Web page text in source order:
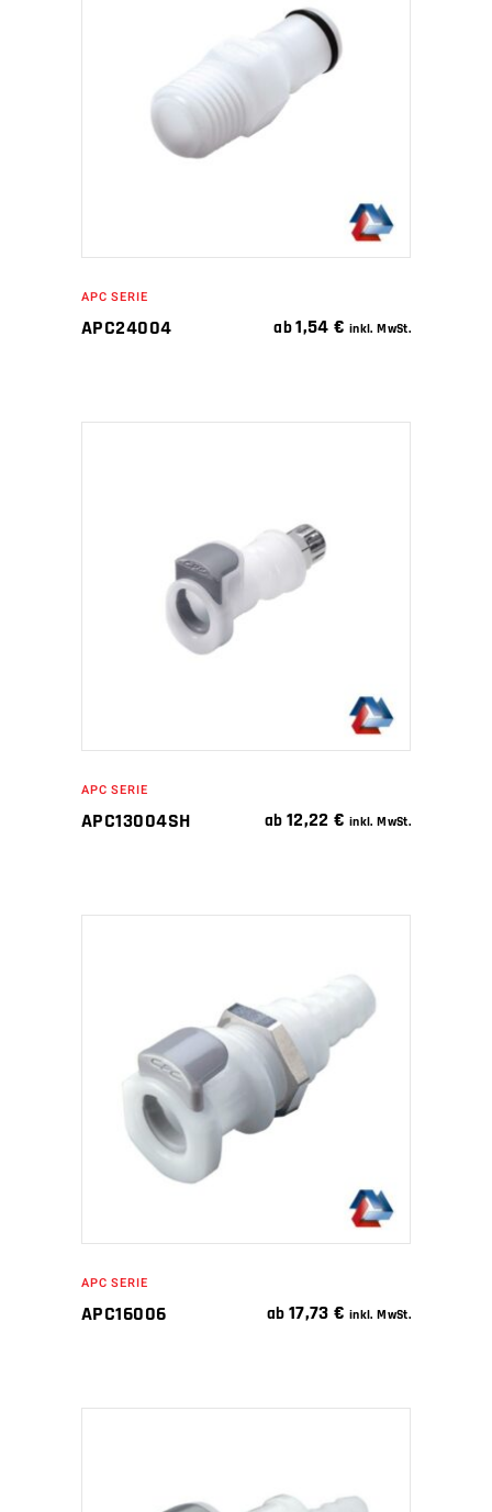
IN DEN WARENKORB
APC SERIE
APC24004 ab1,54€ inkl. MwSt.
IN DEN WARENKORB
APC SERIE
APC13004SH ab 12,22€ inkl. MwSt.
IN DEN WARENKORB
APC SERIE
APC16006 ab 17,73€ inkl. MwSt.